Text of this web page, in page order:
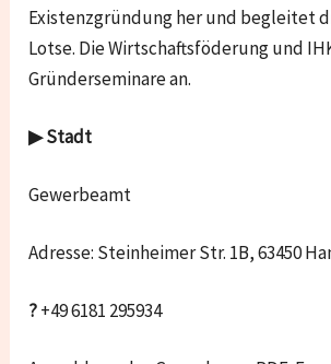
Existenzgründung her und begleitet
Lotse. Die Wirtschaftsföderung und
Gründerseminare an.
▶ Stadt
Gewerbeamt
Adresse: Steinheimer Str. 1B, 63450
?+49 6181 295934